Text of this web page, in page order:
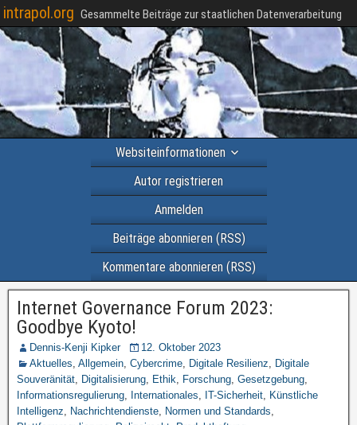
intrapol.org Gesammelte Beiträge zur staatlichen Datenverarbeitung
Websiteinformationen
Autor registrieren
Anmelden
Beiträge abonnieren (RSS)
Kommentare abonnieren (RSS)
Internet Governance Forum 2023:
Goodbye Kyoto!
Dennis-Kenji Kipker
12. Oktober 2023
Aktuelles, Allgemein, Cybercrime, Digitale Resilienz, Digitale
Souveränität, Digitalisierung, Ethik, Forschung, Gesetzgebung,
Informationsregulierung, Internationales, IT-Sicherheit, Künstliche
Intelligenz, Nachrichtendienste, Normen und Standards,